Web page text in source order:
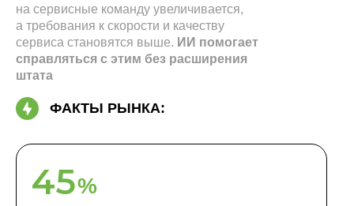
на сервисные команду увеличивается,
а требования к скорости и качеству
сервиса становятся выше. ИИ помогает
справляться с этим без расширения
штата
ФАКТЫ РЫНКА:
45%